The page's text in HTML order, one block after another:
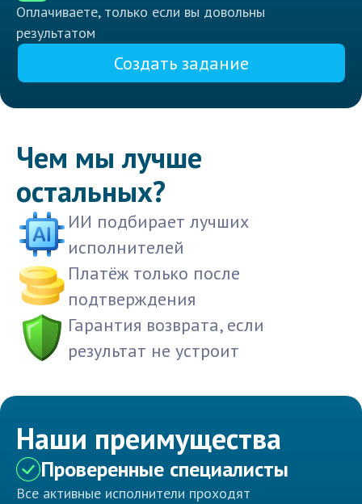
Оплачиваете, только если вы довольны
результатом
Создать задание
Чем мы лучше
остальных?
ИИ подбирает лучших
исполнителей
Платёж только после
подтверждения
Гарантия возврата, если
результат не устроит
Наши преимущества
Проверенные специалисты
Все активные исполнители проходят